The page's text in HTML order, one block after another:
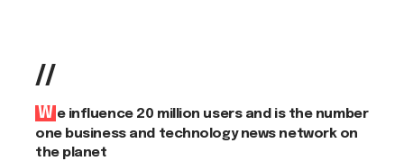
//
We influence 20 million users and is the number
one business and technology news network on
the planet